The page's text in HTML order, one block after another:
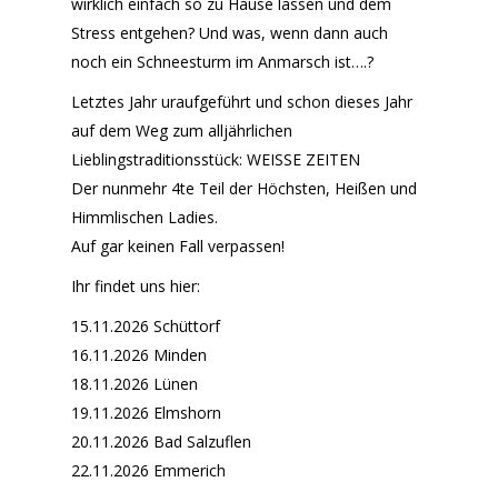
Stress entgehen? Und was, wenn dann auch
noch ein Schneesturm im Anmarsch ist….?
Letztes Jahr uraufgeführt und schon dieses Jahr
auf dem Weg zum alljährlichen
Lieblingstraditionsstück: WEISSE ZEITEN
Der nunmehr 4te Teil der Höchsten, Heißen und
Himmlischen Ladies.
Auf gar keinen Fall verpassen!
Ihr findet uns hier:
15.11.2026 Schüttorf
16.11.2026 Minden
18.11.2026 Lünen
19.11.2026 Elmshorn
20.11.2026 Bad Salzuflen
22.11.2026 Emmerich